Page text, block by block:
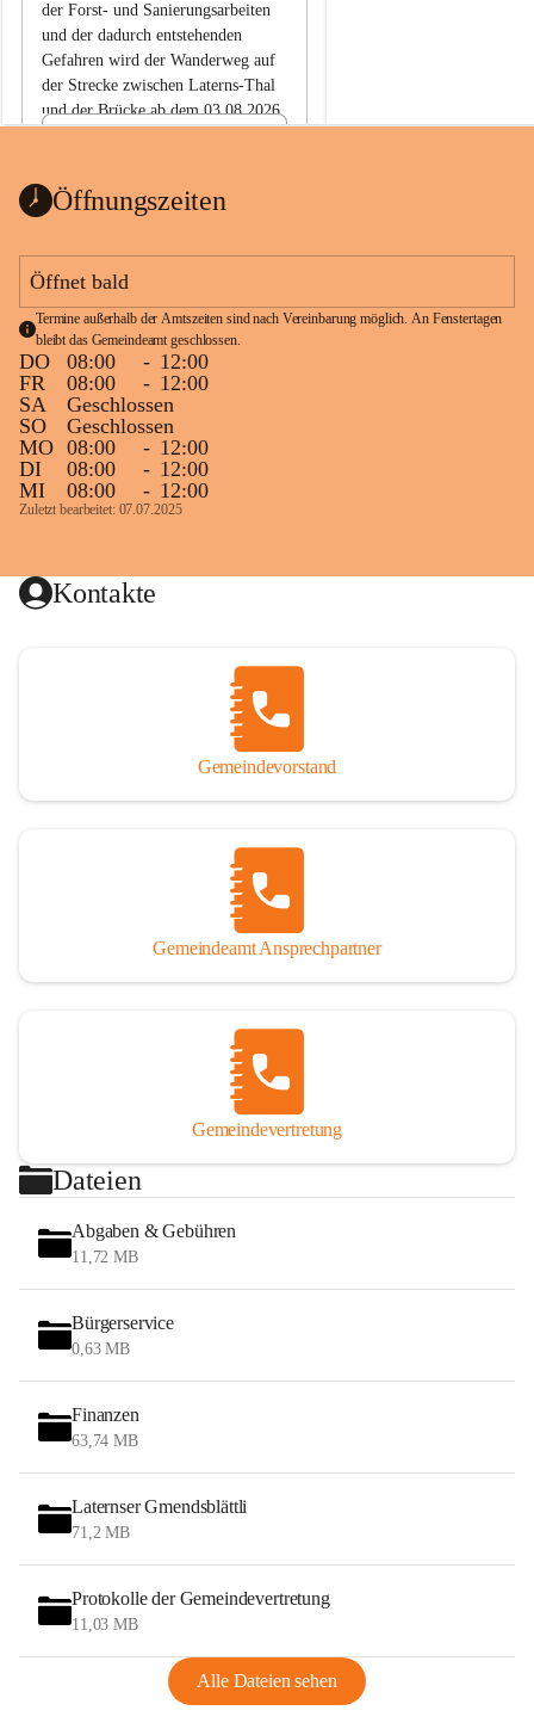
der Forst- und Sanierungsarbeiten
und der dadurch entstehenden
Gefahren wird der Wanderweg auf
der Strecke zwischen Laterns-Thal
und der Brücke ab dem 03.08.2026
ht
1 Seite•0,1 MB
Öffnungszeiten
Öffnet bald
Termine außerhalb der Amtszeiten sind nach Vereinbarung möglich. An Fenstertagen
bleibt das Gemeindeamt geschlossen.
DO 08:00 - 12:00
FR
08:00 - 12:00
SA
Geschlossen
SO
Geschlossen
MO 08:00 - 12:00
DI
08:00 - 12:00
MI
08:00 - 12:00
Zuletzt bearbeitet: 07.07.2025
Kontakte
Gemeindevorstand
Gemeindeamt Ansprechpartner
Gemeindevertretung
Dateien
Abgaben & Gebühren
11,72 MB
Bürgerservice
0,63 MB
Finanzen
63,74 MB
Laternser Gmendsblättli
71,2 MB
Protokolle der Gemeindevertretung
11,03 MB
Alle Dateien sehen